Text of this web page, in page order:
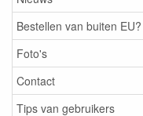
Bestellen van buiten EU?
Foto's
Contact
Tips van gebruikers